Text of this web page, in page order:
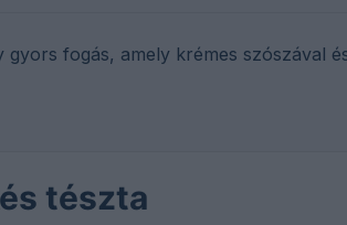
gyors fogás, amely krémes szószával
tészta